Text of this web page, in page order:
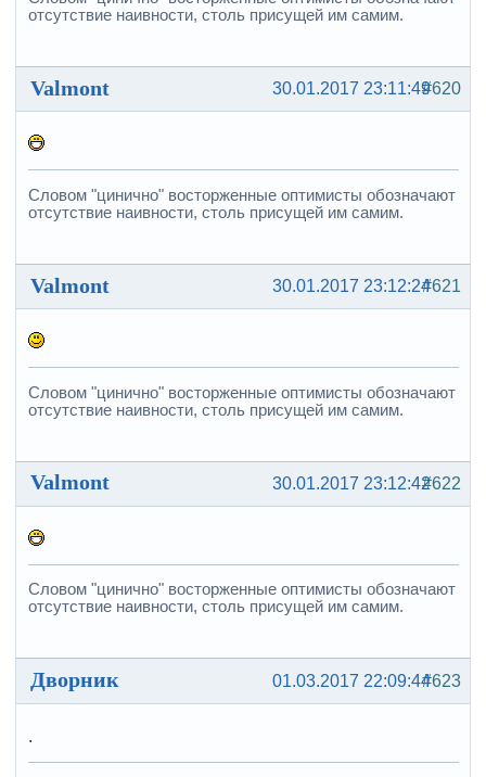
отсутствие наивности, столь присущей им самим.
#620
30.01.2017 23:11:49
Valmont
Словом "цинично" восторженные оптимисты обозначают
отсутствие наивности, столь присущей им самим.
#621
30.01.2017 23:12:24
Valmont
Словом "цинично" восторженные оптимисты обозначают
отсутствие наивности, столь присущей им самим.
#622
30.01.2017 23:12:42
Valmont
Словом "цинично" восторженные оптимисты обозначают
отсутствие наивности, столь присущей им самим.
#623
01.03.2017 22:09:44
Дворник
.